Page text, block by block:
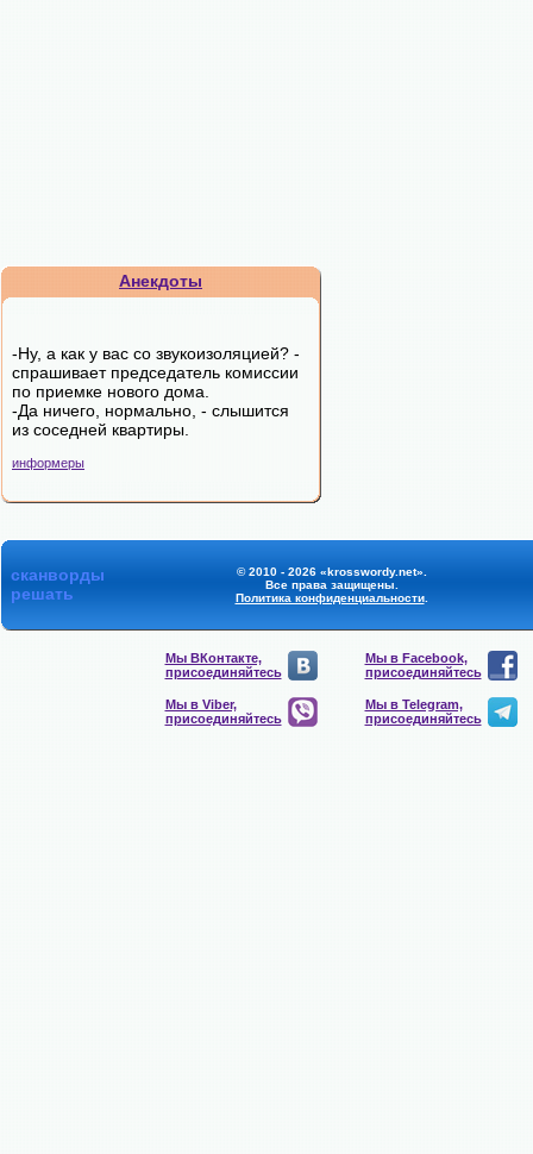
Анекдоты
-Ну, а как у вас со звукоизоляцией? -
спрашивает председатель комиссии
по приемке нового дома.
-Да ничего, нормально, - слышится
из соседней квартиры.
информеры
сканворды
решать
© 2010 - 2026 «krosswordy.net».
Все права защищены.
Политика конфиденциальности.
Мы ВКонтакте,
присоединяйтесь
Мы в Facebook,
присоединяйтесь
Мы в Viber,
присоединяйтесь
Мы в Telegram,
присоединяйтесь